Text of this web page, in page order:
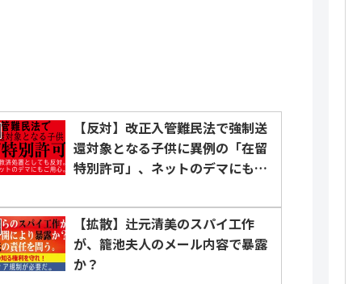
【反対】改正入管難民法で強制送
還対象となる子供に異例の「在留
特別許可」、ネットのデマにもご
【拡散】辻元清美のスパイ工作
が、籠池夫人のメール内容で暴露
か？